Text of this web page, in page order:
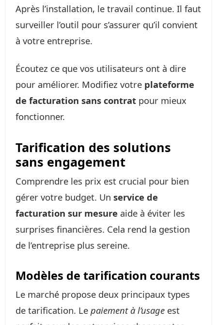
Après l’installation, le travail continue. Il faut
surveiller l’outil pour s’assurer qu’il convient
à votre entreprise.
Écoutez ce que vos utilisateurs ont à dire
pour améliorer. Modifiez votre plateforme
de facturation sans contrat pour mieux
fonctionner.
Tarification des solutions
sans engagement
Comprendre les prix est crucial pour bien
gérer votre budget. Un service de
facturation sur mesure aide à éviter les
surprises financières. Cela rend la gestion
de l’entreprise plus sereine.
Modèles de tarification courants
Le marché propose deux principaux types
de tarification. Le paiement à l’usage est